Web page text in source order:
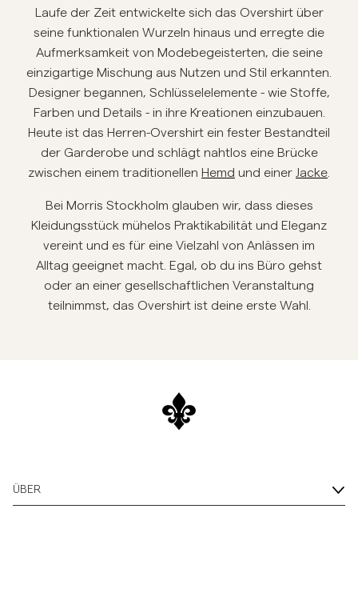
Strick
Unterwäsche
Laufe der Zeit entwickelte sich das Overshirt über
seine funktionalen Wurzeln hinaus und erregte die
Aufmerksamkeit von Modebegeisterten, die seine
einzigartige Mischung aus Nutzen und Stil erkannten.
Designer begannen, Schlüsselelemente - wie Stoffe,
Farben und Details - in ihre Kreationen einzubauen.
Heute ist das Herren-Overshirt ein fester Bestandteil
der Garderobe und schlägt nahtlos eine Brücke
zwischen einem traditionellen Hemd und einer Jacke
Bei Morris Stockholm glauben wir, dass dieses
Kleidungsstück mühelos Praktikabilität und Eleganz
vereint und es für eine Vielzahl von Anlässen im
Alltag geeignet macht. Egal, ob du ins Büro gehst
oder an einer gesellschaftlichen Veranstaltung
teilnimmst, das Overshirt ist deine erste Wahl.
ÜBER